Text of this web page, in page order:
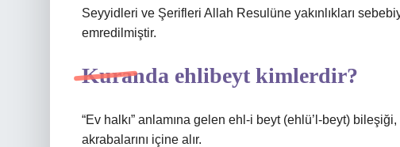
Seyyidleri ve Şerifleri Allah Resulüne yakınlıkları
emredilmiştir.
Kuranda ehlibeyt kimlerdir?
“Ev halkı” anlamına gelen ehl-i beyt (ehlü’l-beyt)
akrabalarını içine alır.